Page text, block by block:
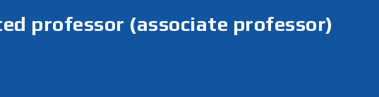
professor (associate professor)